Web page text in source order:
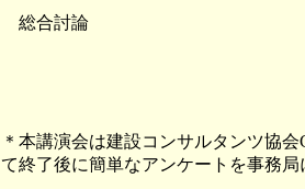
総合討論
＊本講演会は建設コンサルタンツ協
て終了後に簡単なアンケートを事務